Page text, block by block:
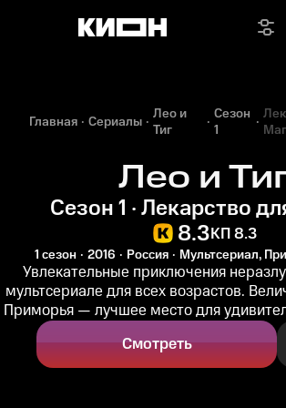
Главная Сериалы Лео и
Тиг
Сезон
1
Лео и
Сезон 1 · Лекарство
8.3КП 8.3
1 сезон 2016 Россия Мультсериал,
Увлекательные приключения
мультсериале для всех возрастов.
Приморья — лучшее место для
Смотреть